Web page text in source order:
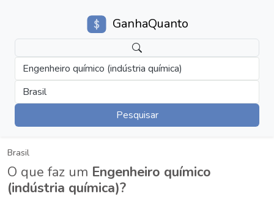
GanhaQuanto
Engenheiro químico (indústria química)
Brasil
Pesquisar
Brasil
O que faz um Engenheiro químico
(indústria química)?